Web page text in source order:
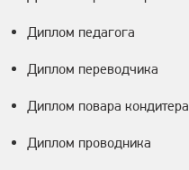
Диплом педагога
Диплом переводчика
Диплом повара кондитера
Диплом проводника